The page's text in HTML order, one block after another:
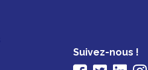
Suivez-nous !